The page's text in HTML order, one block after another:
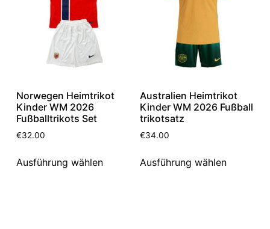
Norwegen Heimtrikot
Kinder WM 2026
Fußballtrikots Set
€32.00
Ausführung wählen
Australien Heimtrikot
Kinder WM 2026 Fußball
trikotsatz
€34.00
Ausführung wählen